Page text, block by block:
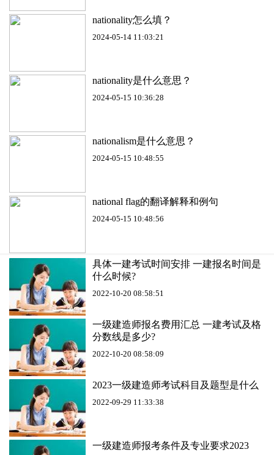
nationality怎么填？
2024-05-14 11:03:21
nationality是什么意思？
2024-05-15 10:36:28
nationalism是什么意思？
2024-05-15 10:48:55
national flag的翻译解释和例句
2024-05-15 10:48:56
具体一建考试时间安排 一建报名时间是
什么时候?
2022-10-20 08:58:51
一级建造师报名费用汇总 一建考试及格
分数线是多少?
2022-10-20 08:58:09
2023一级建造师考试科目及题型是什么
2022-09-29 11:33:38
一级建造师报考条件及专业要求2023